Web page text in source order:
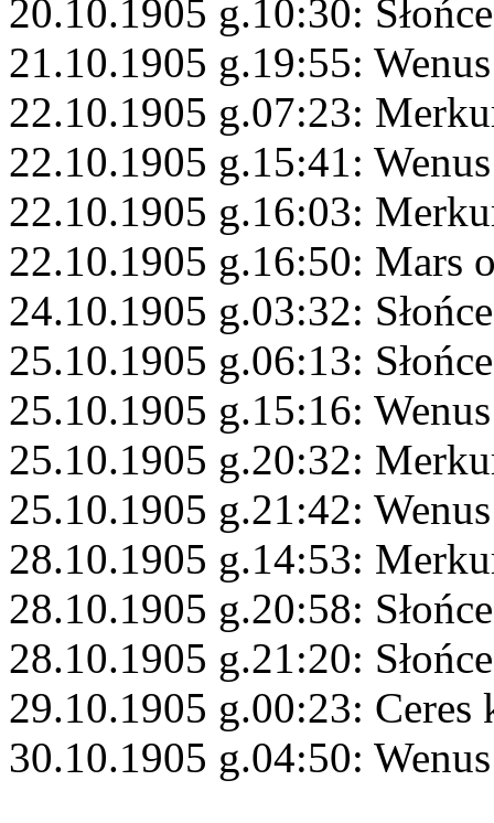
20.10.1905 g.10:30:
21.10.1905 g.19:55:
22.10.1905 g.07:23:
22.10.1905 g.15:41:
22.10.1905 g.16:03:
22.10.1905 g.16:50: Mars
24.10.1905 g.03:32:
25.10.1905 g.06:13:
25.10.1905 g.15:16:
25.10.1905 g.20:32:
25.10.1905 g.21:42:
28.10.1905 g.14:53:
28.10.1905 g.20:58:
28.10.1905 g.21:20:
29.10.1905 g.00:23: Ceres
30.10.1905 g.04:50: